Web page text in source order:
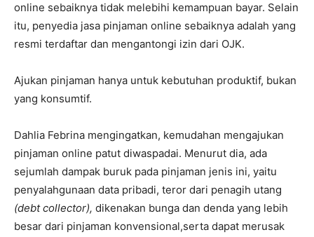
online sebaiknya tidak melebihi kemampuan bayar. Selain
itu, penyedia jasa pinjaman online sebaiknya adalah yang
resmi terdaftar dan mengantongi izin dari OJK.
Ajukan pinjaman hanya untuk kebutuhan produktif, bukan
yang konsumtif.
Dahlia Febrina mengingatkan, kemudahan mengajukan
pinjaman online patut diwaspadai. Menurut dia, ada
sejumlah dampak buruk pada pinjaman jenis ini, yaitu
penyalahgunaan data pribadi, teror dari penagih utang
(debt collector), dikenakan bunga dan denda yang lebih
besar dari pinjaman konvensional,serta dapat merusak